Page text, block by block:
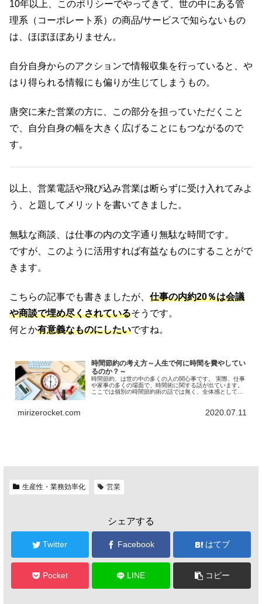
10年以上、このポリシーでやってきて、世の中にある管
理系（コーポレート系）の商品/サービスで知らないもの
は、ほぼほぼありません。
自分自身からのアクションで情報収集を行っていると、や
はり得られる情報にも偏りが生じてしまうもの。
唐突に来た営業の方に、この部分を担っていただくこと
で、自分自身の幅を大きく広げることにもつながるので
す。
以上、営業電話や飛び込み営業は断らずに受け入れてみよ
う、と題してメリットを書いてきました。
無駄な商談、は仕事の内の文字通り無駄な時間です。
ですが、このように活用すれば有益なものにすることがで
きます。
こちらの記事でも書きましたが、 仕事の内約20％は会議
や商談で埋め尽くされているそうです。
何とか有意義なものにしたいですね。
時間節約の考え方～人生で何に時間を費やしてい
るのか？～
時間節約、は世の中の多くの人の関心事です。 実際、仕事
や家事の多くの場面で、時間術に関する話が出ています。
ここでは個別の時間節約術の話では無く、全体感として、
mirizerocket.com 2020.07.11
生産性・業務効率化 営業
シェアする
Twitter Facebook はてブ
Pocket LINE コピー